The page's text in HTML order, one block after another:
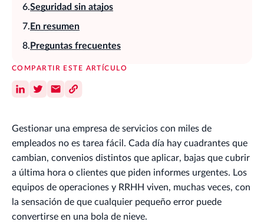
Seguridad sin atajos
En resumen
Preguntas frecuentes
COMPARTIR ESTE ARTÍCULO
Gestionar una empresa de servicios con miles de
empleados no es tarea fácil. Cada día hay cuadrantes que
cambian, convenios distintos que aplicar, bajas que cubrir
a última hora o clientes que piden informes urgentes. Los
equipos de operaciones y RRHH viven, muchas veces, con
la sensación de que cualquier pequeño error puede
convertirse en una bola de nieve.